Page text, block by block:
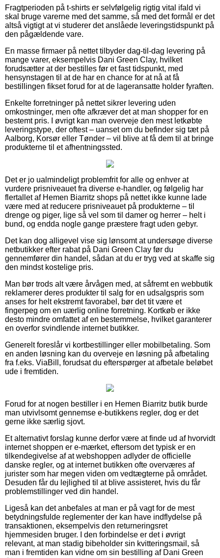
Fragtperioden på t-shirts er selvfølgelig rigtig vital ifald vi
skal bruge varerne med det samme, så med det formål er det
altså vigtigt at vi studerer det anslåede leveringstidspunkt på
den pågældende vare.
En masse firmaer på nettet tilbyder dag-til-dag levering på
mange varer, eksempelvis Dani Green Clay, hvilket
forudsætter at der bestilles før et fast tidspunkt, med
hensynstagen til at de har en chance for at nå at få
bestillingen fikset forud for at de lageransatte holder fyraften.
Enkelte forretninger på nettet sikrer levering uden
omkostninger, men ofte afkræver det at man shopper for en
bestemt pris. I øvrigt kan man overveje den mest letkøbte
leveringstype, der oftest – uanset om du befinder sig tæt på
Aalborg, Korsør eller Tønder – vil blive at få dem til at bringe
produkterne til et afhentningssted.
Det er jo ualmindeligt problemfrit for alle og enhver at
vurdere prisniveauet fra diverse e-handler, og følgelig har
flertallet af Hemen Biarritz shops på nettet ikke kunne lade
være med at reducere prisniveauet på produkterne – til
drenge og piger, lige så vel som til damer og herrer – helt i
bund, og endda nogle gange præstere fragt uden gebyr.
Det kan dog alligevel vise sig lønsomt at undersøge diverse
netbutikker efter rabat på Dani Green Clay før du
gennemfører din handel, sådan at du er tryg ved at skaffe sig
den mindst kostelige pris.
Man bør trods alt være årvågen med, at såfremt en webbutik
reklamerer deres produkter til salg for en udsalgspris som
anses for helt ekstremt favorabel, bør det tit være et
fingerpeg om en uærlig online forretning. Kortkøb er ikke
desto mindre omfattet af en bestemmelse, hvilket garanterer
en overfor svindlende internet butikker.
Generelt foreslår vi kortbestillinger eller mobilbetaling. Som
en anden løsning kan du overveje en løsning på afbetaling
fra f.eks. ViaBill, forudsat du efterspørger at afbetale beløbet
ude i fremtiden.
Forud for at nogen bestiller i en Hemen Biarritz butik burde
man utvivlsomt gennemse e-butikkens regler, dog er det
gerne ikke særlig sjovt.
Et alternativt forslag kunne derfor være at finde ud af hvorvidt
internet shoppen er e-mærket, eftersom det typisk er en
tilkendegivelse af at webshoppen adlyder de officielle
danske regler, og at internet butikken ofte overværes af
jurister som har megen viden om vedtægterne på området.
Desuden får du lejlighed til at blive assisteret, hvis du får
problemstillinger ved din handel.
Ligeså kan det anbefales at man er på vagt for de mest
betydningsfulde reglementer der kan have indflydelse på
transaktionen, eksempelvis den returneringsret
hjemmesiden bruger. I den forbindelse er det i øvrigt
relevant, at man stadig bibeholder sin kvitteringsmail, så
man i fremtiden kan vidne om sin bestilling af Dani Green